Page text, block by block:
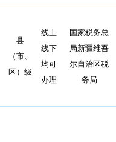
县
（市、
区）级
线上
线下
均可
办理
国家税务总
局新疆维吾
尔自治区税
务局